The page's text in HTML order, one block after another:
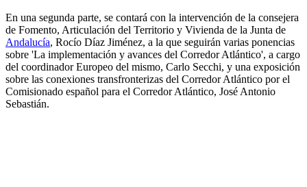
En una segunda parte, se contará con la intervención de la consejera
de Fomento, Articulación del Territorio y Vivienda de la Junta de
Andalucía, Rocío Díaz Jiménez, a la que seguirán varias ponencias
sobre 'La implementación y avances del Corredor Atlántico', a cargo
del coordinador Europeo del mismo, Carlo Secchi, y una exposición
sobre las conexiones transfronterizas del Corredor Atlántico por el
Comisionado español para el Corredor Atlántico, José Antonio
Sebastián.